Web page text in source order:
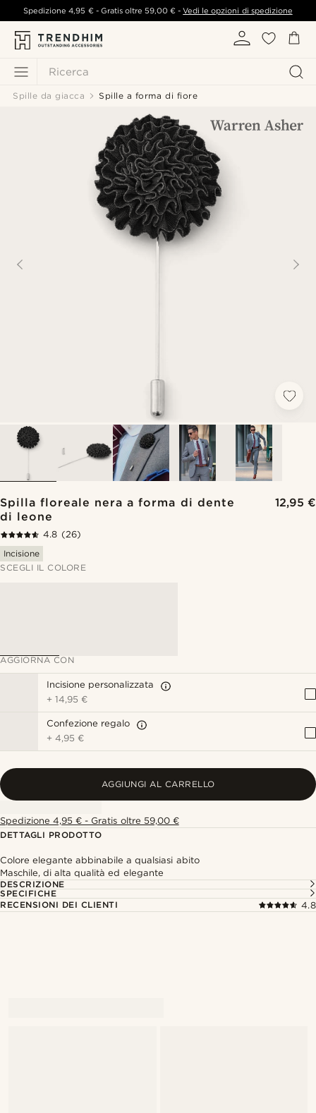
Ricerca
Spedizione4,95 €- Gratis oltre 59,00 € -Vedi le opzioni di spedizione
Spille da giacca Spille a forma di fiore
Spilla floreale nera a forma di dente
di leone
12,95 €
4.8 (26)
Incisione
SCEGLI IL COLORE
AGGIORNA CON
Incisione personalizzata
+14,95 €
Confezione regalo
+4,95 €
AGGIUNGI AL CARRELLO
Spedizione 4,95 € - Gratis oltre 59,00 €
DETTAGLI PRODOTTO
Colore elegante abbinabile a qualsiasi abito
Maschile, di alta qualità ed elegante
DESCRIZIONE
SPECIFICHE
RECENSIONI DEI CLIENTI
4.8